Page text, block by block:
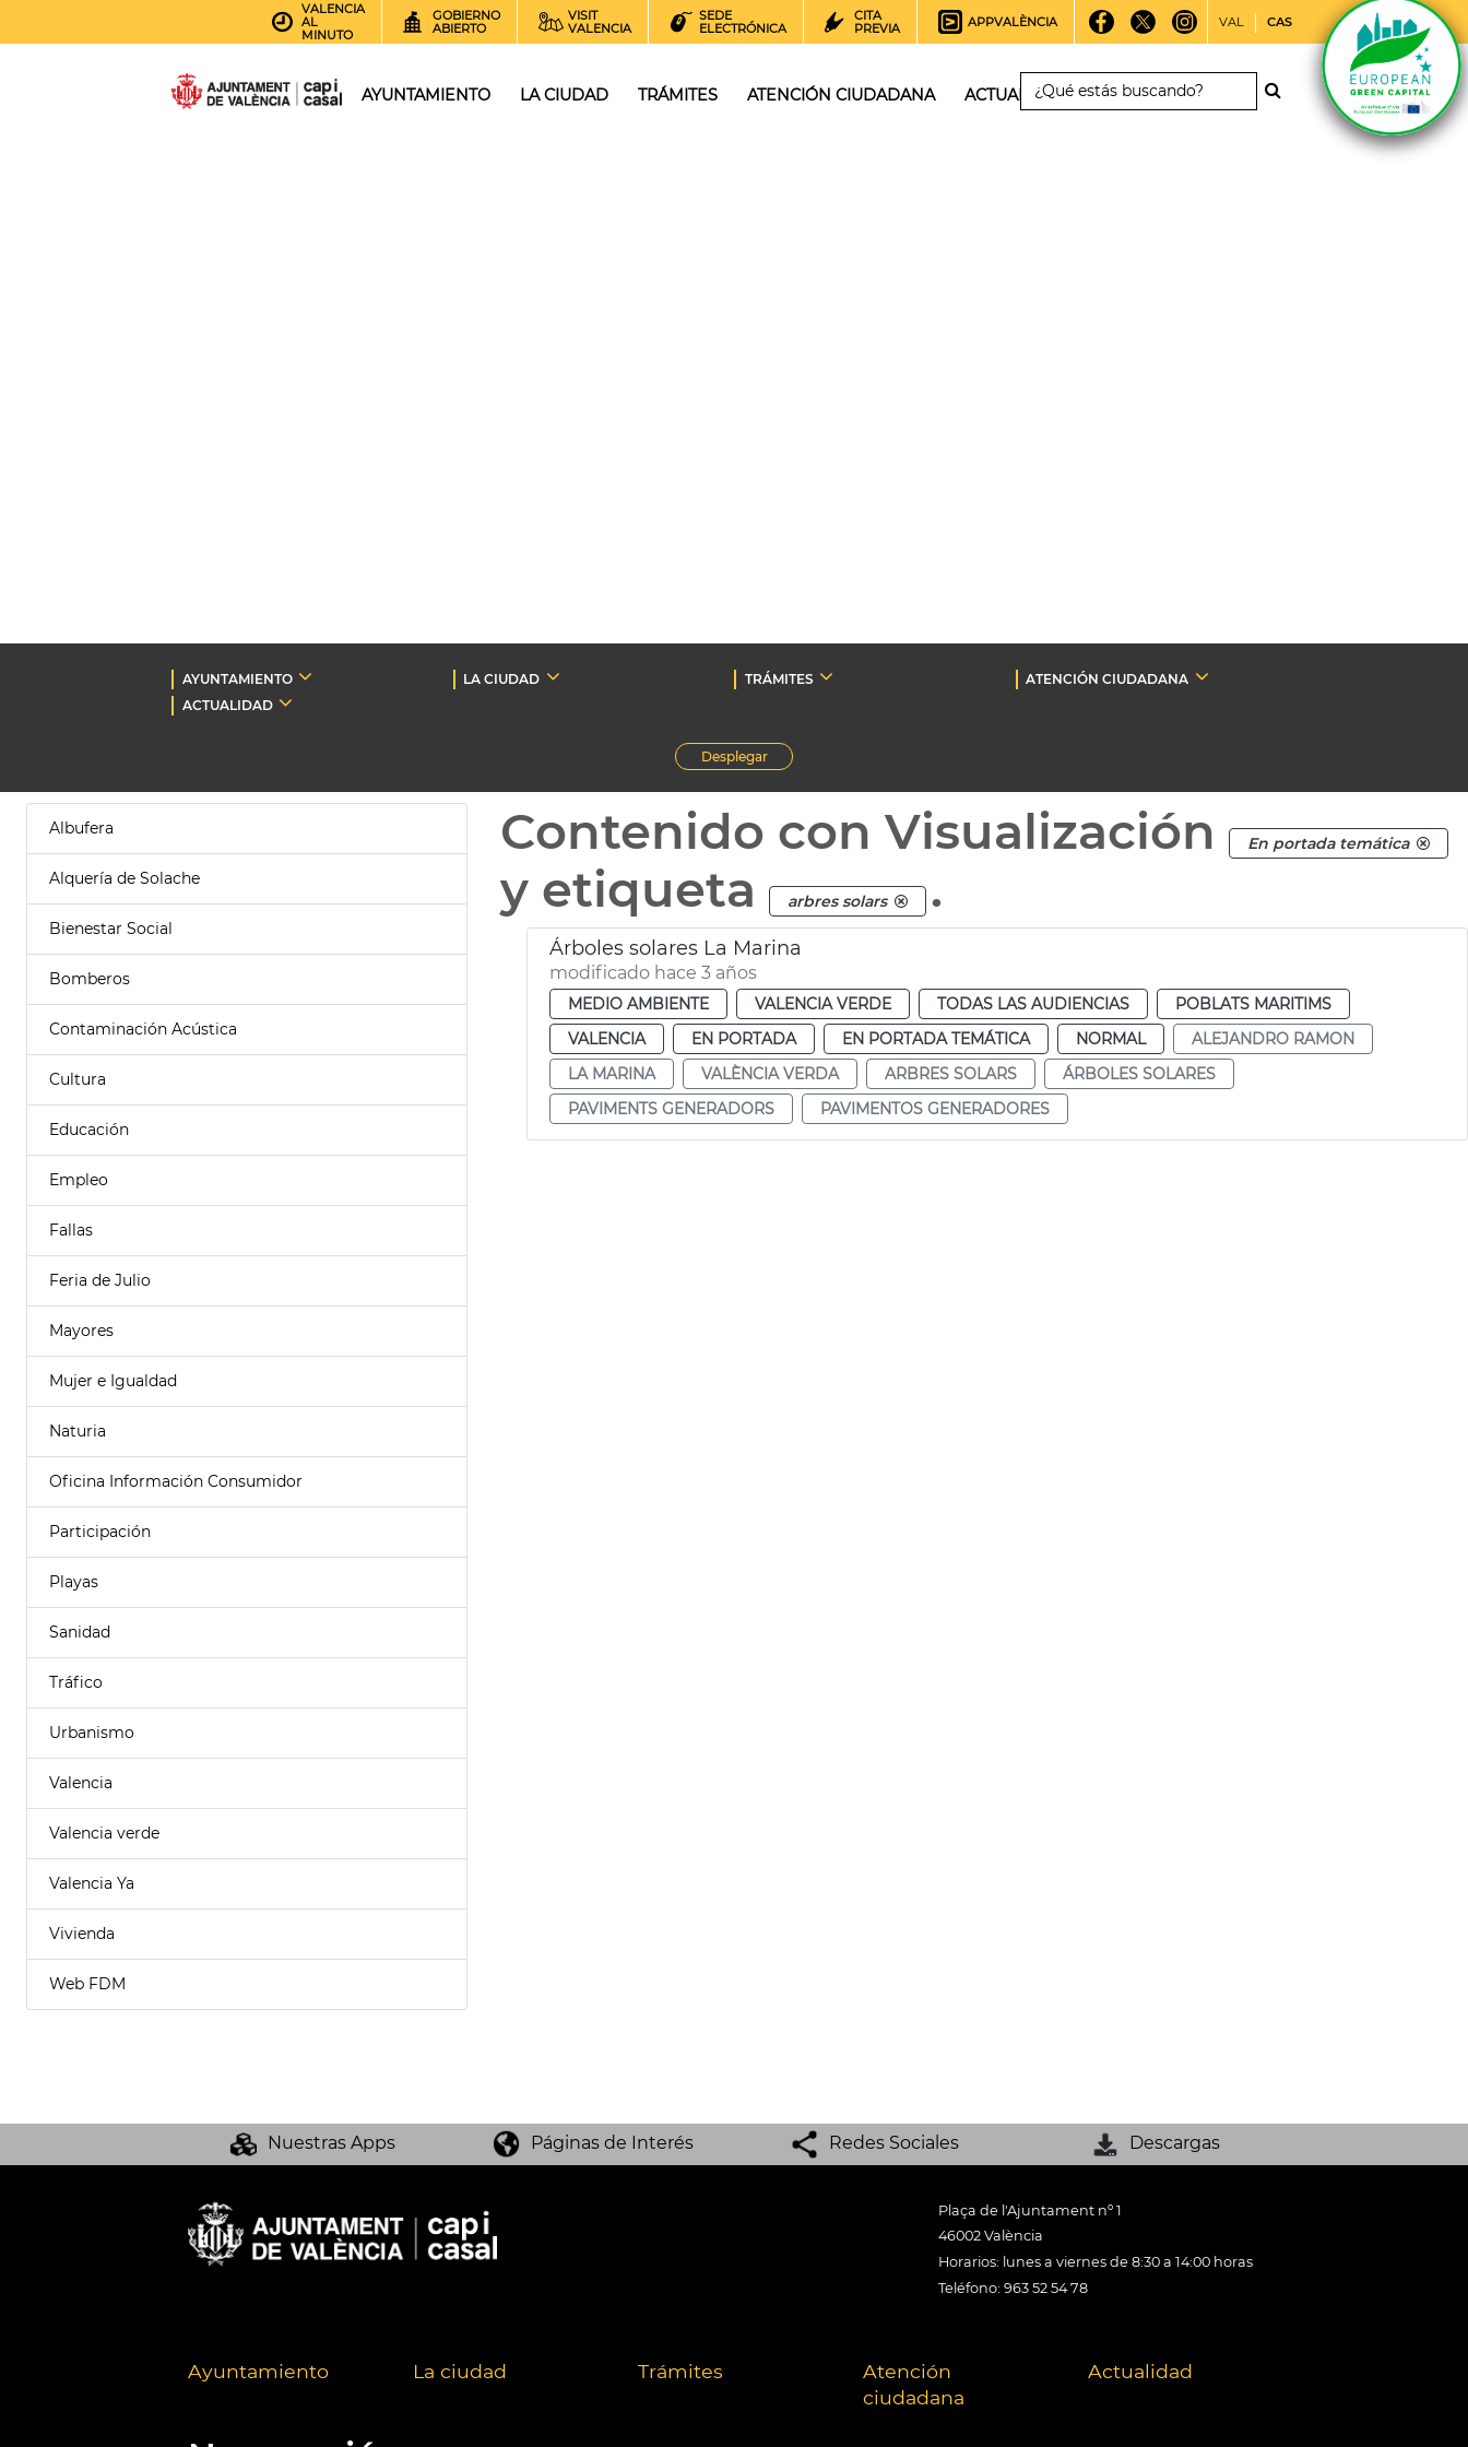
VALENCIA
AL
MINUTO
GOBIERNO
ABIERTO
VISIT
VALENCIA
SEDE
ELECTRÓNICA
CITA
PREVIA
APPVALÈNCIA VAL CAS
AYUNTAMIENTO LA CIUDAD TRÁMITES ATENCIÓN CIUDADANA ACTUALIDAD
AYUNTAMIENTO LA CIUDAD TRÁMITES
ATENCIÓN CIUDADANA
ACTUALIDAD
Desplegar
Albufera
Alquería de Solache
Bienestar Social
Bomberos
Contaminación Acústica
Cultura
Educación
Empleo
Fallas
Feria de Julio
Mayores
Mujer e Igualdad
Naturia
Oficina Información Consumidor
Participación
Playas
Sanidad
Tráfico
Urbanismo
Valencia
Valencia verde
Valencia Ya
Vivienda
Web FDM
Contenido con Visualización En portada temática
y etiqueta arbres solars .
Árboles solares La Marina
modificado hace 3 años
MEDIO AMBIENTE VALENCIA VERDE TODAS LAS AUDIENCIAS
POBLATS MARITIMS
VALENCIA
EN PORTADA EN PORTADA TEMÁTICA NORMAL
ALEJANDRO RAMON
LA MARINA
VALÈNCIA VERDA ARBRES SOLARS
ÁRBOLES SOLARES
PAVIMENTS GENERADORS
PAVIMENTOS GENERADORES
Nuestras Apps Páginas de Interés Redes Sociales Descargas
Plaça de l'Ajuntament nº 1
46002 València
Horarios: lunes a viernes de 8:30 a 14:00 horas
Teléfono: 963 52 54 78
Ayuntamiento La ciudad Trámites
Atención
ciudadana
Actualidad